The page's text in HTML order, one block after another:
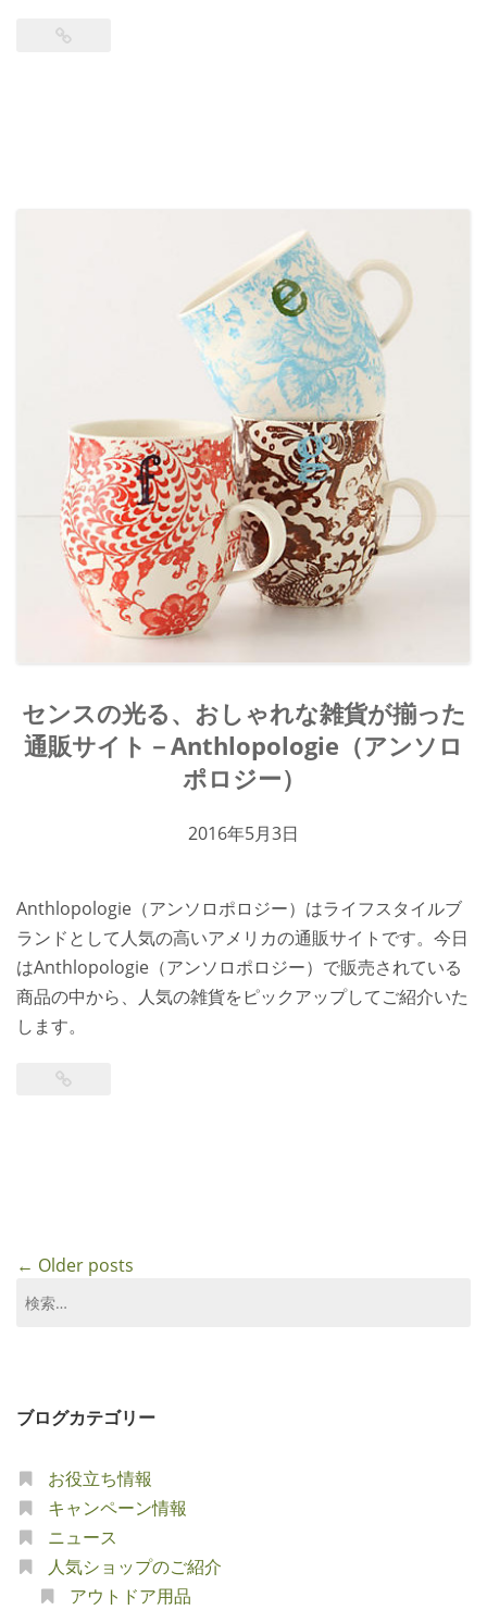
センスの光る、おしゃれな雑貨が揃った
通販サイト－Anthlopologie（アンソロ
ポロジー）
2016年5月3日
Anthlopologie（アンソロポロジー）はライフスタイルブ
ランドとして人気の高いアメリカの通販サイトです。今日
はAnthlopologie（アンソロポロジー）で販売されている
商品の中から、人気の雑貨をピックアップしてご紹介いた
します。
Posts
navigation
← Older posts
索:
ブログカテゴリー
お役立ち情報
キャンペーン情報
ニュース
人気ショップのご紹介
アウトドア用品